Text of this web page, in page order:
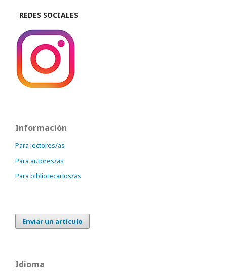
REDES SOCIALES
Información
Para lectores/as
Para autores/as
Para bibliotecarios/as
Enviar un artículo
Idioma